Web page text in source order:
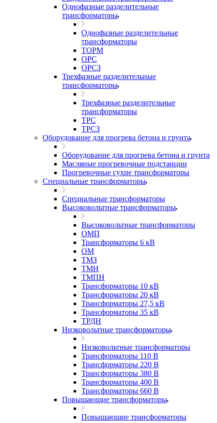
Однофазные разделительные
трансформаторы
Однофазные разделительные
трансформаторы
ТОРМ
ОРС
ОРСЗ
Трехфазные разделительные
трансформаторы
Трехфазные разделительные
трансформаторы
ТРС
ТРСЗ
Оборудование для прогрева бетона и грунта
Оборудование для прогрева бетона и грунта
Масляные прогревочные подстанции
Прогревочные сухие трансформаторы
Специальные трансформаторы
Специальные трансформаторы
Высоковольтные трансформаторы
Высоковольтные трансформаторы
ОМП
Трансформаторы 6 кВ
ОМ
ТМЗ
ТМН
ТМПН
Трансформаторы 10 кВ
Трансформаторы 20 кВ
Трансформаторы 27,5 кВ
Трансформаторы 35 кВ
ТРДН
Низковольтные трансформаторы
Низковольтные трансформаторы
Трансформаторы 110 В
Трансформаторы 220 В
Трансформаторы 380 В
Трансформаторы 400 В
Трансформаторы 660 В
Повышающие трансформаторы
Повышающие трансформаторы